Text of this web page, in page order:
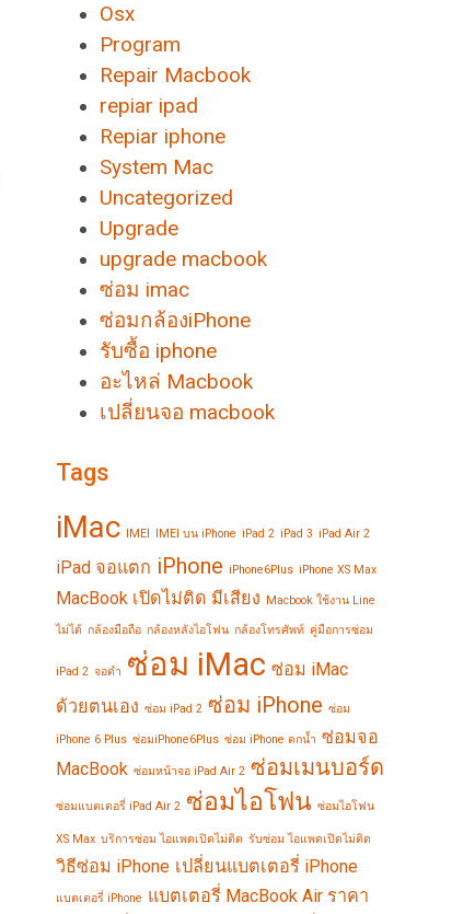
Osx
Program
Repair Macbook
repiar ipad
Repiar iphone
System Mac
Uncategorized
Upgrade
upgrade macbook
ซ่อม imac
ซ่อมกล้องiPhone
รับซื้อ iphone
อะไหล่ Macbook
เปลี่ยนจอ macbook
Tags
iMac IMEI IMEI บน iPhone iPad 2 iPad 3 iPad Air 2
iPad จอแตก iPhone iPhone6Plus iPhone XS Max
MacBook เปิดไม่ติด มีเสียง Macbook ใช้งาน Line
ไม่ได้ กล้องมือถือ กล้องหลังไอโฟน กล้องโทรศัพท์ คู่มือการซ่อม
iPad 2 จอดำ ซ่อม iMac ซ่อม iMac
ด้วยตนเอง ซ่อม iPad 2 ซ่อม iPhone ซ่อม
iPhone 6 Plus ซ่อมiPhone6Plus ซ่อม iPhone ตกน้ำ ซ่อมจอ
MacBook ซ่อมหน้าจอ iPad Air 2 ซ่อมเมนบอร์ด
ซ่อมแบตเตอรี่ iPad Air 2 ซ่อมไอโฟน ซ่อมไอโฟน
XS Max บริการซ่อม ไอแพดเปิดไม่ติด รับซ่อม ไอแพดเปิดไม่ติด
วิธีซ่อม iPhone เปลี่ยนแบตเตอรี่ iPhone
แบตเตอรี่ iPhone แบตเตอรี่ MacBook Air ราคา